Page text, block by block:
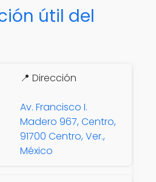
útil del
📍 Dirección
Av. Francisco I.
Madero 967, Centro,
91700 Centro, Ver.,
México